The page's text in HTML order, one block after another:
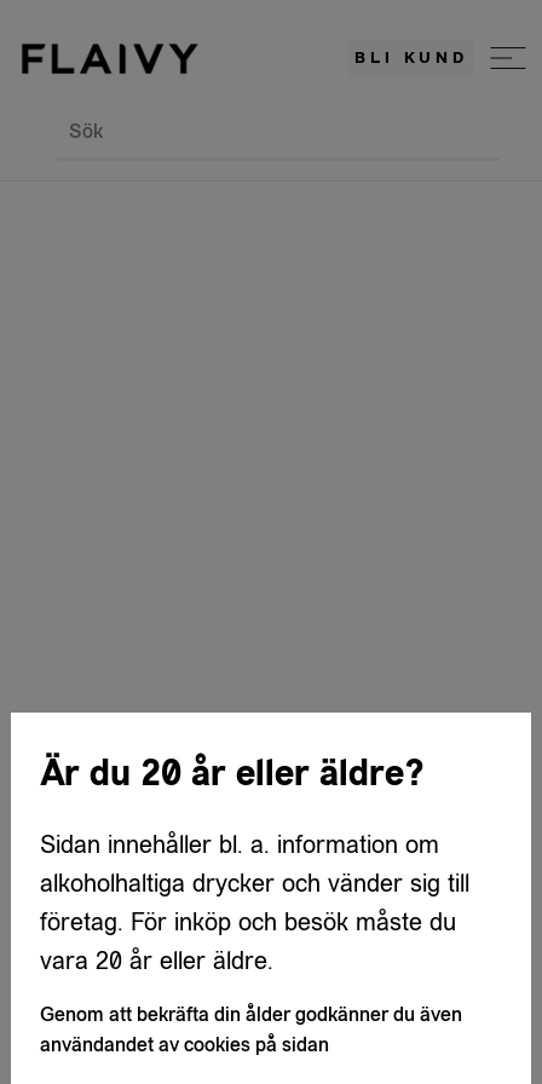
BLI KUND
Sök
Är du 20 år eller äldre?
Sidan innehåller bl. a. information om
alkoholhaltiga drycker och vänder sig till
företag. För inköp och besök måste du
vara 20 år eller äldre.
Genom att bekräfta din ålder godkänner du även
användandet av cookies på sidan